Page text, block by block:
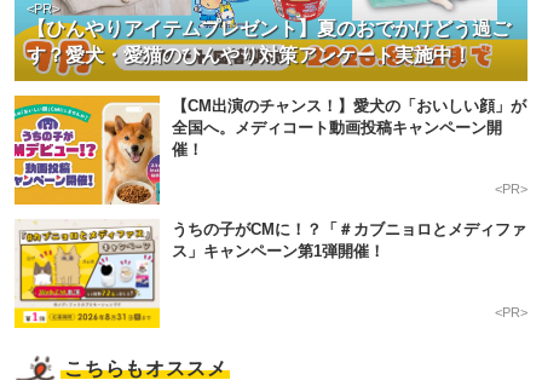
【ひんやりアイテムプレゼント】夏のおでかけどう過ご
す？愛犬・愛猫のひんやり対策アンケート実施中！
<PR>
【CM出演のチャンス！】愛犬の「おいしい顔」が
全国へ。メディコート動画投稿キャンペーン開
催！
<PR>
うちの子がCMに！？「＃カブニョロとメディファ
ス」キャンペーン第1弾開催！
<PR>
こちらもオススメ